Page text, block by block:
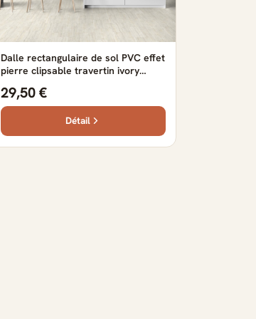
Dalle rectangulaire de sol PVC effet
pierre clipsable travertin ivory
cm
29,50 €
Détail